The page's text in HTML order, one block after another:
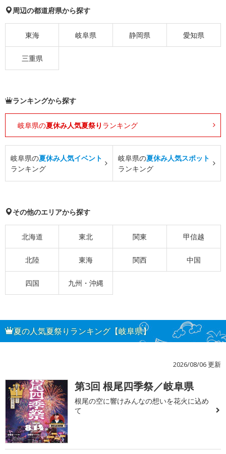
周辺の都道府県から探す
東海 岐阜県 静岡県 愛知県
三重県
ランキングから探す
岐阜県の夏休み人気夏祭り ランキング
岐阜県の夏休み人気イベント
ランキング
岐阜県の夏休み人気スポット
ランキング
その他のエリアから探す
北海道 東北 関東 甲信越
北陸 東海 関西 中国
四国 九州・沖縄
夏の人気夏祭りランキング【岐阜県】
2026/08/06 更新
1 第3回 根尾四季祭／岐阜県
根尾の空に響けみんなの想いを花火に込め
て